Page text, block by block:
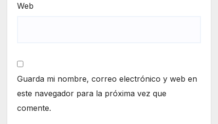
Web
Guarda mi nombre, correo electrónico y web en
este navegador para la próxima vez que
comente.